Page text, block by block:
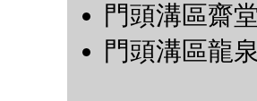
門頭溝區齋
門頭溝區龍